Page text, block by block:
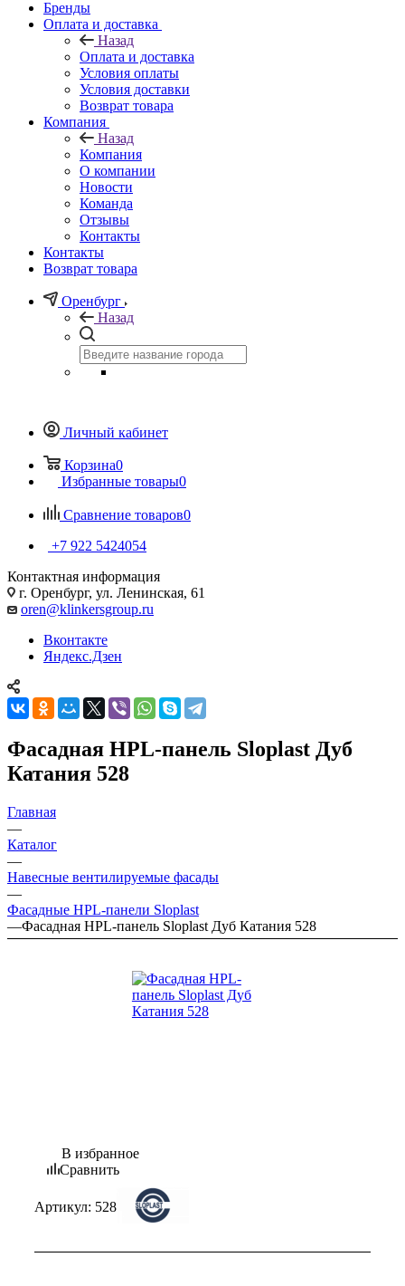
Бренды
Оплата и доставка
Назад
Оплата и доставка
Условия оплаты
Условия доставки
Возврат товара
Компания
Назад
Компания
О компании
Новости
Команда
Отзывы
Контакты
Контакты
Возврат товара
Оренбург
Назад
Личный кабинет
Корзина0
Избранные товары0
Сравнение товаров0
+7 922 5424054
Контактная информация
г. Оренбург, ул. Ленинская, 61
oren@klinkersgroup.ru
Вконтакте
Яндекс.Дзен
Фасадная HPL-панель Sloplast Дуб
Катания 528
Главная
—
Каталог
—
Навесные вентилируемые фасады
—
Фасадные HPL-панели Sloplast
—Фасадная HPL-панель Sloplast Дуб Катания 528
В избранное
Сравнить
Артикул: 528